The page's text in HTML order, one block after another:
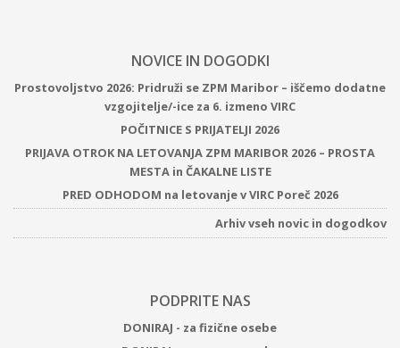
NOVICE IN DOGODKI
Prostovoljstvo 2026: Pridruži se ZPM Maribor – iščemo dodatne
vzgojitelje/-ice za 6. izmeno VIRC
POČITNICE S PRIJATELJI 2026
PRIJAVA OTROK NA LETOVANJA ZPM MARIBOR 2026 – PROSTA
MESTA in ČAKALNE LISTE
PRED ODHODOM na letovanje v VIRC Poreč 2026
Arhiv vseh novic in dogodkov
PODPRITE NAS
DONIRAJ - za fizične osebe